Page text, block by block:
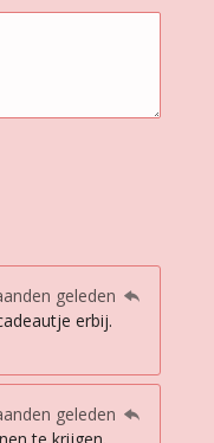
geleden
erbij.
geleden